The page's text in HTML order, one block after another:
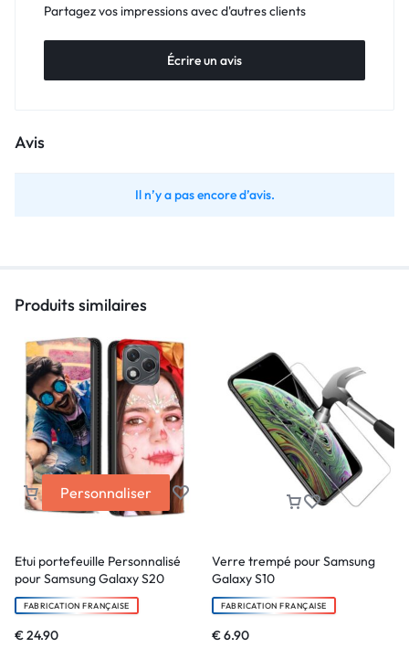
Partagez vos impressions avec d'autres clients
Écrire un avis
Avis
Il n’y a pas encore d’avis.
Produits similaires
Personnaliser
Etui portefeuille Personnalisé
pour Samsung Galaxy S20
FABRICATION FRANÇAISE
€24.90
Verre trempé pour Samsung
Galaxy S10
FABRICATION FRANÇAISE
€6.90